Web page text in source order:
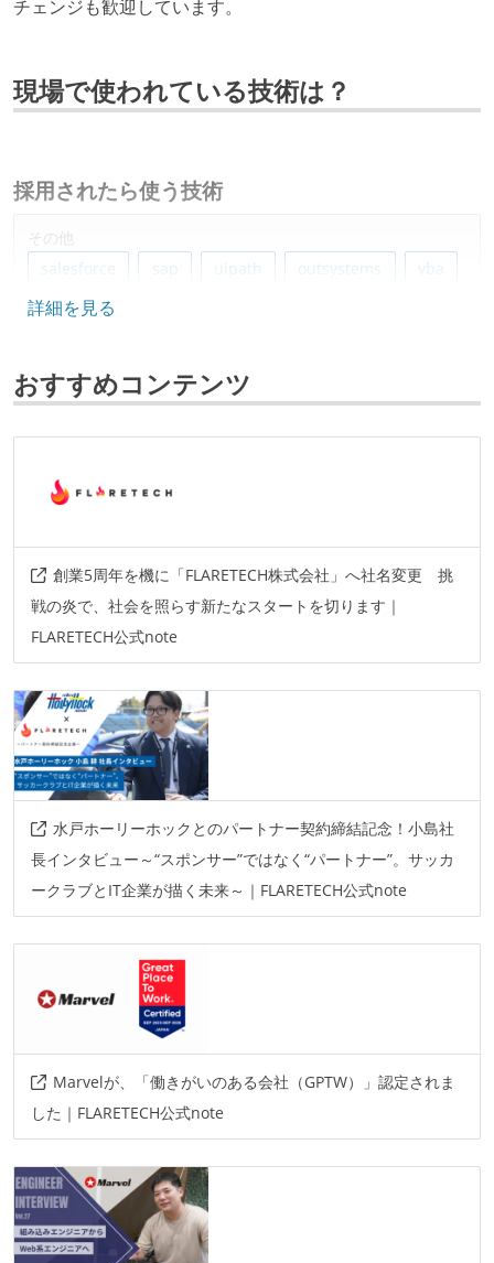
チェンジも歓迎しています。
現場で使われている技術は？
採用されたら使う技術
その他
salesforce
sap uipath outsystems vba
詳細を見る
おすすめコンテンツ
創業5周年を機に「FLARETECH株式会社」へ社名変更 挑
戦の炎で、社会を照らす新たなスタートを切ります｜
FLARETECH公式note
水戸ホーリーホックとのパートナー契約締結記念！小島社
長インタビュー～“スポンサー”ではなく“パートナー”。サッカ
ークラブとIT企業が描く未来～｜FLARETECH公式note
Marvelが、「働きがいのある会社（GPTW）」認定されま
した｜FLARETECH公式note